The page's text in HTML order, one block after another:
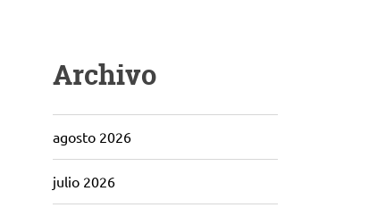
Archivo
agosto 2026
julio 2026